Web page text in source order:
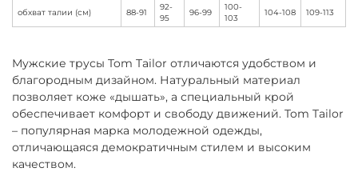
обхват талии (см) 88-91
92-
95
96-99
100-
103
104-108 109-113
Мужские трусы Tom Tailor отличаются удобством и
благородным дизайном. Натуральный материал
позволяет коже «дышать», а специальный крой
обеспечивает комфорт и свободу движений. Tom Tailor
– популярная марка молодежной одежды,
отличающаяся демократичным стилем и высоким
качеством.